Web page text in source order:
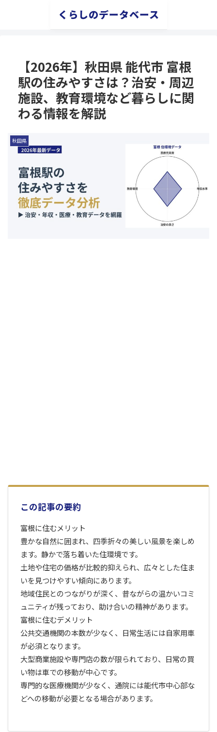
くらしのデータベース
【2026年】秋田県 能代市 富根
駅の住みやすさは？治安・周辺
施設、教育環境など暮らしに関
わる情報を解説
秋田県
この記事の要約
富根に住むメリット
豊かな自然に囲まれ、四季折々の美しい風景を楽しめ
ます。静かで落ち着いた住環境です。
土地や住宅の価格が比較的抑えられ、広々とした住ま
いを見つけやすい傾向にあります。
地域住民とのつながりが深く、昔ながらの温かいコミ
ュニティが残っており、助け合いの精神があります。
富根に住むデメリット
公共交通機関の本数が少なく、日常生活には自家用車
が必須となります。
大型商業施設や専門店の数が限られており、日常の買
い物は車での移動が中心です。
専門的な医療機関が少なく、通院には能代市中心部な
どへの移動が必要となる場合があります。